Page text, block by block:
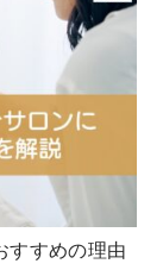
すすめの理由